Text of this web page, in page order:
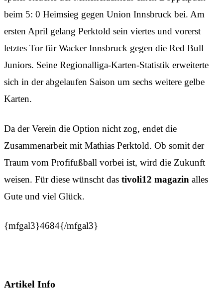
beim 5: 0 Heimsieg gegen Union Innsbruck bei. Am
ersten April gelang Perktold sein viertes und vorerst
letztes Tor für Wacker Innsbruck gegen die Red Bull
Juniors. Seine Regionalliga-Karten-Statistik erweiterte
sich in der abgelaufen Saison um sechs weitere gelbe
Karten.
Da der Verein die Option nicht zog, endet die
Zusammenarbeit mit Mathias Perktold. Ob somit der
Traum vom Profifußball vorbei ist, wird die Zukunft
weisen. Für diese wünscht das tivoli12 magazin alles
Gute und viel Glück.
{mfgal3}4684{/mfgal3}
Artikel Info